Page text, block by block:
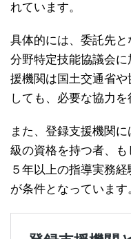
れています。
具体的には、委託先
分野特定技能協議会
援機関は国土交通省
しても、必要な協力を
また、登録支援機関
級の資格を持つ者、
５年以上の指導実務
が条件となっています